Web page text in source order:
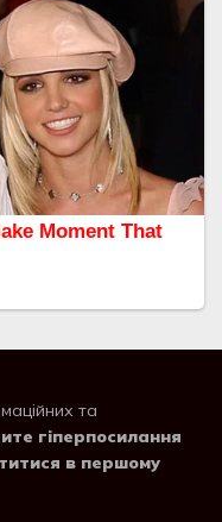
та
гіперпосилання
в першому